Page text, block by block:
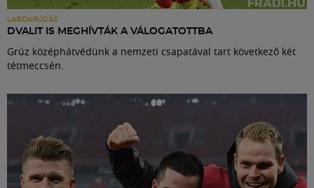
LABDARÚGÁS
DVALIT IS MEGHÍVTÁK A VÁLOGATOTTBA
Grúz középhátvédünk a nemzeti csapatával tart következő két
tétmeccsén.